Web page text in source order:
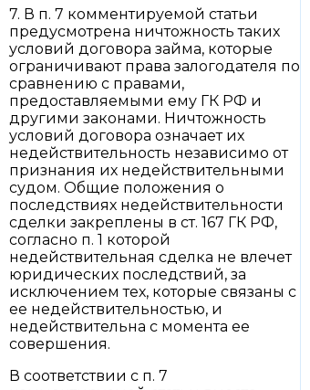
7. В п. 7 комментируемой статьи
предусмотрена ничтожность таких
условий договора займа, которые
ограничивают права залогодателя по
сравнению с правами,
предоставляемыми ему ГК РФ и
другими законами. Ничтожность
условий договора означает их
недействительность независимо от
признания их недействительными
судом. Общие положения о
последствиях недействительности
сделки закреплены в ст. 167 ГК РФ,
согласно п. 1 которой
недействительная сделка не влечет
юридических последствий, за
исключением тех, которые связаны с
ее недействительностью, и
недействительна с момента ее
совершения.
В соответствии с п. 7